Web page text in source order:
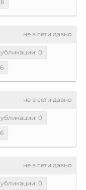
не в сети давно
0
не в сети давно
0
не в сети давно
0